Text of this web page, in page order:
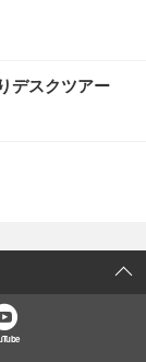
デスクツアー